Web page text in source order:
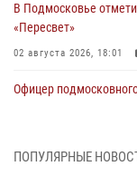
В Подмосковье
«Пересвет»
02 августа 2026, 18:01
Офицер
ПОПУЛЯРНЫЕ